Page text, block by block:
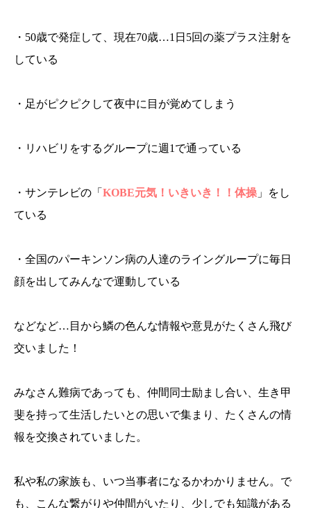
・50歳で発症して、現在70歳…1日5回の薬プラス注射を
している
・足がピクピクして夜中に目が覚めてしまう
・リハビリをするグループに週1で通っている
・サンテレビの「 KOBE元気！いきいき！！体操 」をし
ている
・全国のパーキンソン病の人達のライングループに毎日
顔を出してみんなで運動している
などなど…目から鱗の色んな情報や意見がたくさん飛び
交いました！
みなさん難病であっても、仲間同士励まし合い、生き甲
斐を持って生活したいとの思いで集まり、たくさんの情
報を交換されていました。
私や私の家族も、いつ当事者になるかわかりません。で
も、こんな繋がりや仲間がいたり、少しでも知識がある